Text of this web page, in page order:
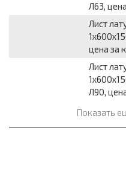
Л63,
Лист
цена за
Лист
Л90,
Показать